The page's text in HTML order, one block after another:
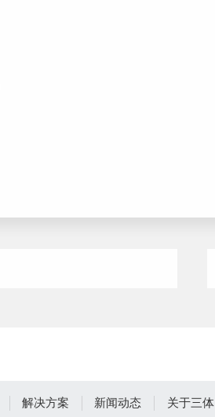
解决方案 新闻动态 关于三体